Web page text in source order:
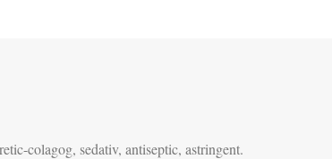
colagog, sedativ, antiseptic, astringent.